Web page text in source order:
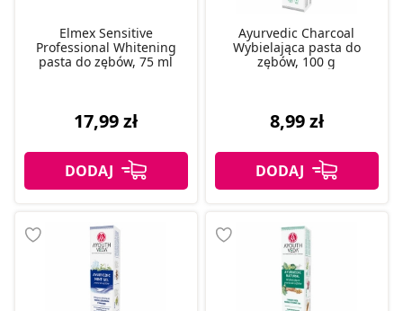
Elmex Sensitive
Professional Whitening
pasta do zębów, 75 ml
17,99 zł
Ayurvedic Charcoal
Wybielająca pasta do
zębów, 100 g
8,99 zł